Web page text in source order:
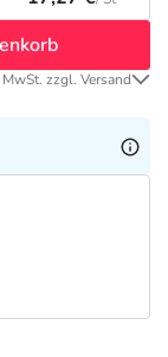
zzgl. Versand